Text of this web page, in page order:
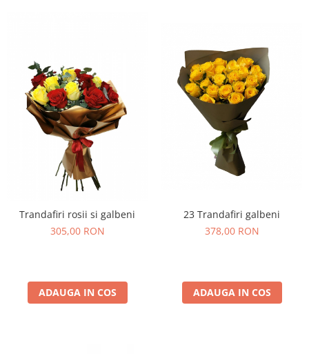
Trandafiri rosii si galbeni
305,00 RON
ADAUGA IN COS
23 Trandafiri galbeni
378,00 RON
ADAUGA IN COS